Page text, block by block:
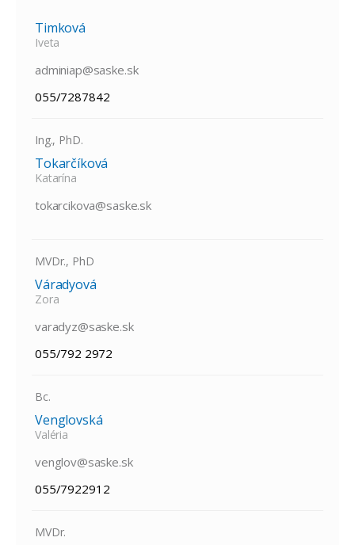
Timková
Iveta
adminiap@saske.sk
055/7287842
Ing., PhD.
Tokarčíková
Katarína
tokarcikova@saske.sk
MVDr., PhD
Váradyová
Zora
varadyz@saske.sk
055/792 2972
Bc.
Venglovská
Valéria
venglov@saske.sk
055/7922912
MVDr.